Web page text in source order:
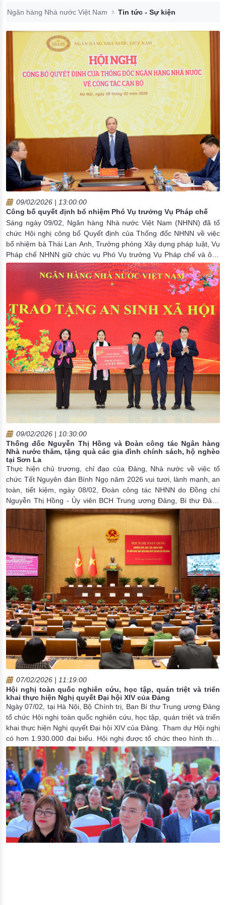
Đào tạo ISO
Ngân hàng Nhà nước Việt Nam Tin tức - Sự kiện
09/02/2026 | 13:00:00
Công bố quyết định bổ nhiệm Phó Vụ trưởng Vụ Pháp chế
Sáng ngày 09/02, Ngân hàng Nhà nước Việt Nam (NHNN) đã tổ
chức Hội nghị công bố Quyết định của Thống đốc NHNN về việc
bổ nhiệm bà Thái Lan Anh, Trưởng phòng Xây dựng pháp luật, Vụ
Pháp chế NHNN giữ chức vụ Phó Vụ trưởng Vụ Pháp chế và ông
Nguyễn Ngọc Duy, Trưởng phòng Tư vấn pháp luật, Vụ pháp chế
NHNN giữ chức vụ Phó Vụ trưởng Vụ Pháp chế NHNN.
09/02/2026 | 10:30:00
Thống đốc Nguyễn Thị Hồng và Đoàn công tác Ngân hàng
Nhà nước thăm, tặng quà các gia đình chính sách, hộ nghèo
tại Sơn La
Thực hiện chủ trương, chỉ đạo của Đảng, Nhà nước về việc tổ
chức Tết Nguyên đán Bính Ngọ năm 2026 vui tươi, lành mạnh, an
toàn, tiết kiệm, ngày 08/02, Đoàn công tác NHNN do Đồng chí
Nguyễn Thị Hồng - Ủy viên BCH Trung ương Đảng, Bí thư Đảng
ủy, Thống đốc Ngân hàng Nhà nước Việt Nam (NHNN) làm
Trưởng đoàn đến thăm, tặng quà các đối tượng chính sách, các
hộ nghèo tại một số xã của tỉnh Sơn La.
07/02/2026 | 11:19:00
Hội nghị toàn quốc nghiên cứu, học tập, quán triệt và triển
khai thực hiện Nghị quyết Đại hội XIV của Đảng
Ngày 07/02, tại Hà Nội, Bộ Chính trị, Ban Bí thư Trung ương Đảng
tổ chức Hội nghị toàn quốc nghiên cứu, học tập, quán triệt và triển
khai thực hiện Nghị quyết Đại hội XIV của Đảng. Tham dự Hội nghị
có hơn 1.930.000 đại biểu. Hội nghị được tổ chức theo hình thức
trực tiếp từ điểm cầu chính tại phòng họp Diên Hồng, Nhà Quốc
hội kết nối trực tuyến tới điểm cầu các ban, bộ ngành, địa phương,
các cơ quan. Đồng chí Tổng Bí thư Tô Lâm dự, chỉ đạo Hội nghị.